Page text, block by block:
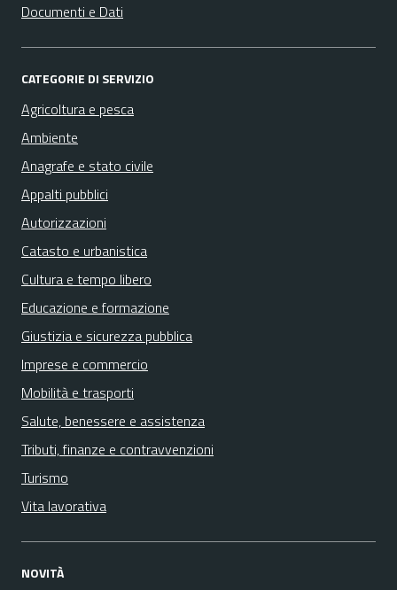
Documenti e Dati
CATEGORIE DI SERVIZIO
Agricoltura e pesca
Ambiente
Anagrafe e stato civile
Appalti pubblici
Autorizzazioni
Catasto e urbanistica
Cultura e tempo libero
Educazione e formazione
Giustizia e sicurezza pubblica
Imprese e commercio
Mobilità e trasporti
Salute, benessere e assistenza
Tributi, finanze e contravvenzioni
Turismo
Vita lavorativa
NOVITÀ